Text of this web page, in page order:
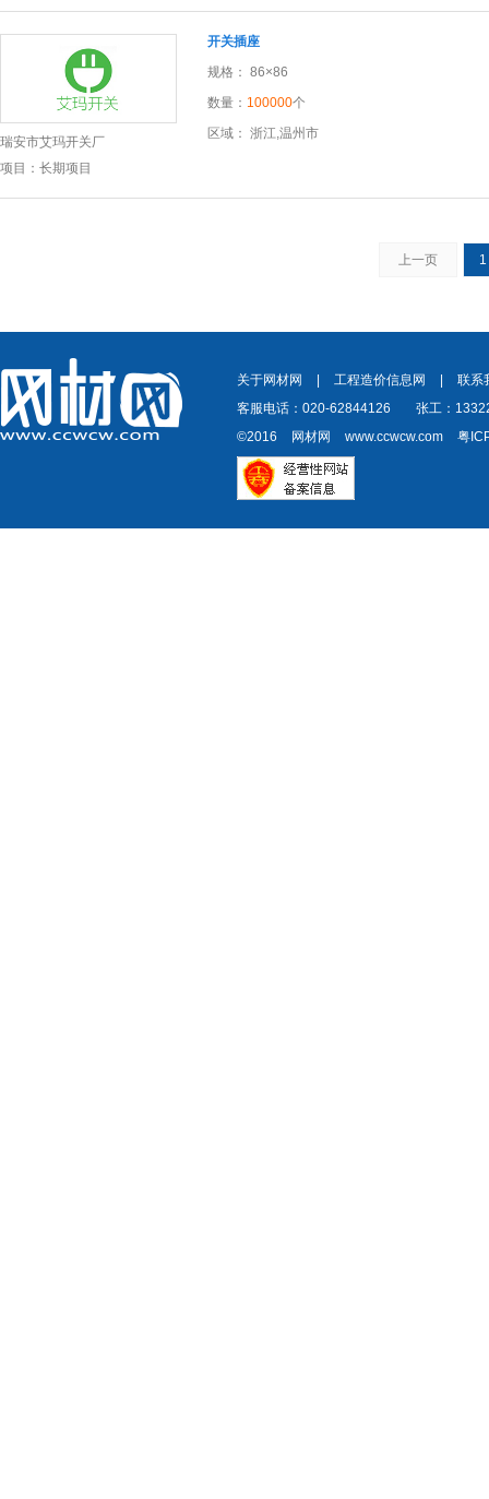
瑞安市艾玛开关厂
项目：长期项目
开关插座
规格： 86×86
数量： 100000个
区域： 浙江,温州市
上一页 1
关于网材网 工程造价信息网
联系
客服电话：020-62844126
张工：
©2016
网材网 www.ccwcw.com 粤